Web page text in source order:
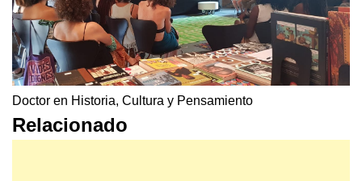
Doctor en Historia, Cultura y Pensamiento
Relacionado